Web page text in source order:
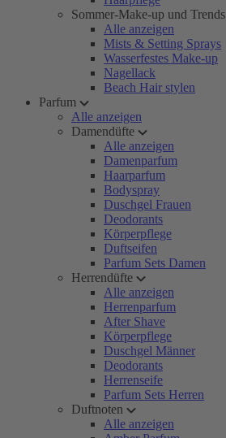
Sommer-Make-up und Trends
Alle anzeigen
Mists & Setting Sprays
Wasserfestes Make-up
Nagellack
Beach Hair stylen
Parfum
Alle anzeigen
Damendüfte
Alle anzeigen
Damenparfum
Haarparfum
Bodyspray
Duschgel Frauen
Deodorants
Körperpflege
Duftseifen
Parfum Sets Damen
Herrendüfte
Alle anzeigen
Herrenparfum
After Shave
Körperpflege
Duschgel Männer
Deodorants
Herrenseife
Parfum Sets Herren
Duftnoten
Alle anzeigen